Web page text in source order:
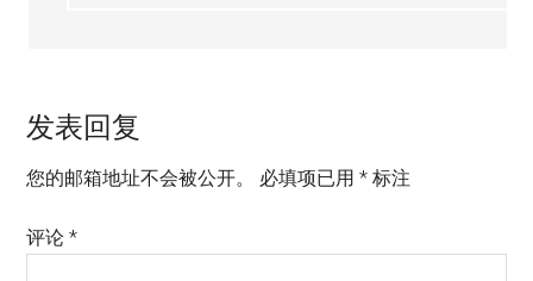
发表回复
您的邮箱地址不会被公开。 必填项已用* 标注
评论*